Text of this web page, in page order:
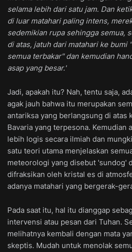
selama lebih dari satu jam. Dan
di luar matahari paling intens,
sedemikian rupa sehingga semua,
di atas, jatuh dari matahari ke bumi
semua terbakar" dan kemudian
asap yang besar.'
Jadi, apakah itu? Nah, tentu saja,
agak jauh bahwa itu merupakan
antariksa yang berlangsung di atas
Bavaria yang terpesona. Kemudian
lebih logis secara ilmiah dan
satu teori utama menjelaskan
meteorologi yang disebut 'sundog'
difraksikan oleh kristal es di
adanya matahari yang bergerak-
Pada saat itu, hal itu dianggap
intervensi atau pesan dari Tuhan.
melihatnya kembali dengan mata
skeptis. Mudah untuk menolak